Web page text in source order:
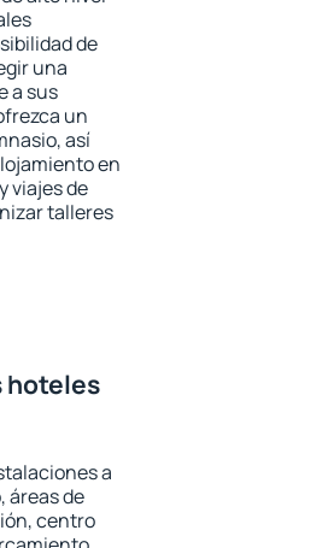
de
una
a sus
un
así
en
viajes de
talleres
hoteles
a
áreas de
centro